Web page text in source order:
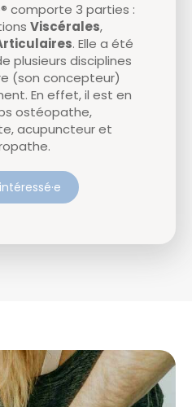
comporte 3 parties :
Viscérales,
. Elle a été
plusieurs disciplines
(son concepteur)
En effet, il est en
ostéopathe,
acupuncteur et